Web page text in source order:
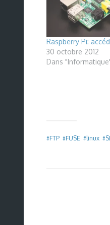
Raspberry Pi:
30 octobre 2012
Dans
#FTP #FUSE #linux #